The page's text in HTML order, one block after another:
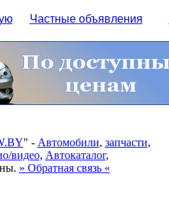
Частные объявления
" - Автомобили, запчасти,
видео, Автокаталог,
» Обратная связь «